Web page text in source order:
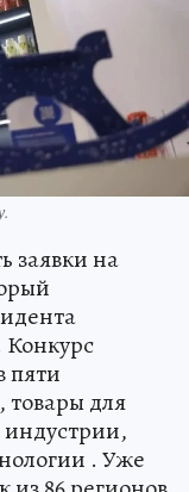
заявки на
Конкурс
пяти
товары для
индустрии,
. Уже